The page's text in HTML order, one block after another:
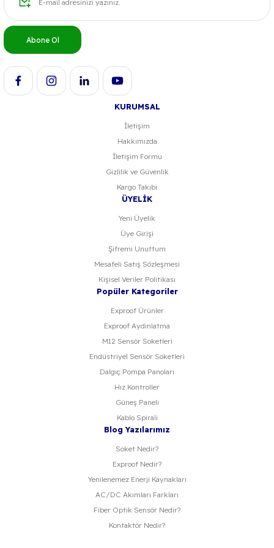
Bu ürüne benzer farklı alternatifler olmalı.
Abone Ol
KURUMSAL
İletişim
Hakkımızda
İletişim Formu
Gizlilik ve Güvenlik
Kargo Takibi
ÜYELİK
Yeni Üyelik
Üye Girişi
Şifremi Unuttum
Mesafeli Satış Sözleşmesi
Kişisel Veriler Politikası
Popüler Kategoriler
Exproof Ürünler
Exproof Aydınlatma
M12 Sensör Soketleri
Endüstriyel Sensör Soketleri
Dalgıç Pompa Panoları
Hız Kontroller
Güneş Paneli
Kablo Spirali
Blog Yazılarımız
Soket Nedir?
Exproof Nedir?
Yenilenemez Enerji Kaynakları
AC/DC Akımları Farkları
Fiber Optik Sensör Nedir?
Kontaktör Nedir?